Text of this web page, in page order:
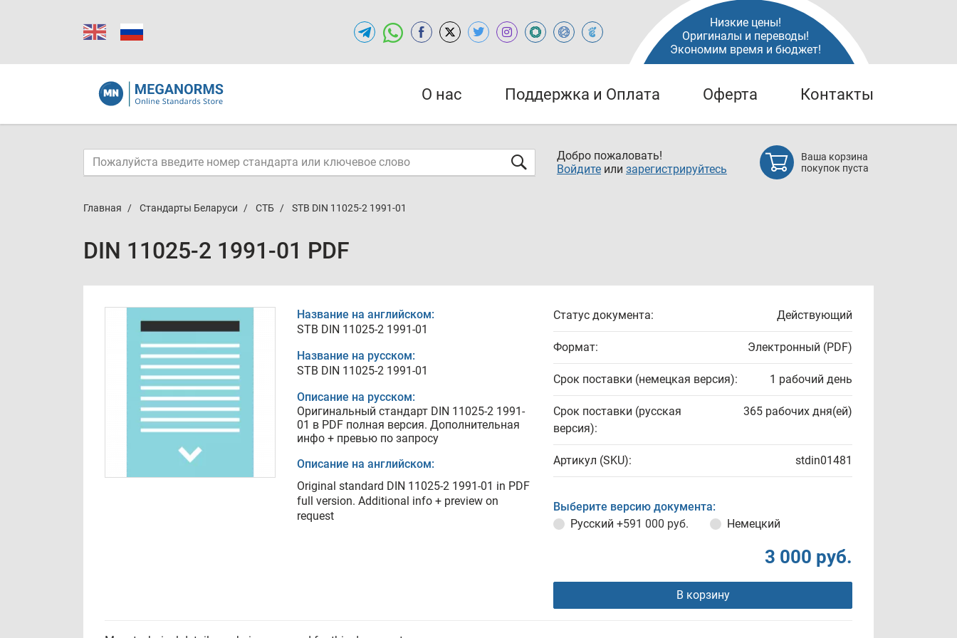
Низкие цены!
Оригиналы и переводы!
Экономим время и бюджет!
О нас Поддержка и Оплата Оферта Контакты
Добро пожаловать!
Войдите или зарегистрируйтесь
Ваша корзина
покупок пуста
Главная Стандарты Беларуси СТБ STB DIN 11025-2 1991-01
DIN 11025-2 1991-01 PDF
Название на английском:
STB DIN 11025-2 1991-01
Название на русском:
STB DIN 11025-2 1991-01
Описание на русском:
Оригинальный стандарт DIN 11025-2 1991-
01 в PDF полная версия. Дополнительная
инфо + превью по запросу
Описание на английском:
Original standard DIN 11025-2 1991-01 in PDF
full version. Additional info + preview on
request
Статус документа: Действующий
Формат: Электронный (PDF)
Срок поставки (немецкая версия): 1 рабочий день
Срок поставки (русская
версия):
365 рабочих дня(ей)
Артикул (SKU): stdin01481
Выберите версию документа:
Русский +591 000 руб. Немецкий
3 000 руб.
В корзину